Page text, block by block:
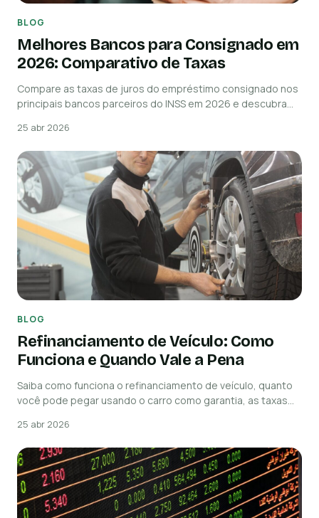
BLOG
Melhores Bancos para Consignado em
2026: Comparativo de Taxas
Compare as taxas de juros do empréstimo consignado nos
principais bancos parceiros do INSS em 2026 e descubra…
25 abr 2026
BLOG
Refinanciamento de Veículo: Como
Funciona e Quando Vale a Pena
Saiba como funciona o refinanciamento de veículo, quanto
você pode pegar usando o carro como garantia, as taxas…
25 abr 2026